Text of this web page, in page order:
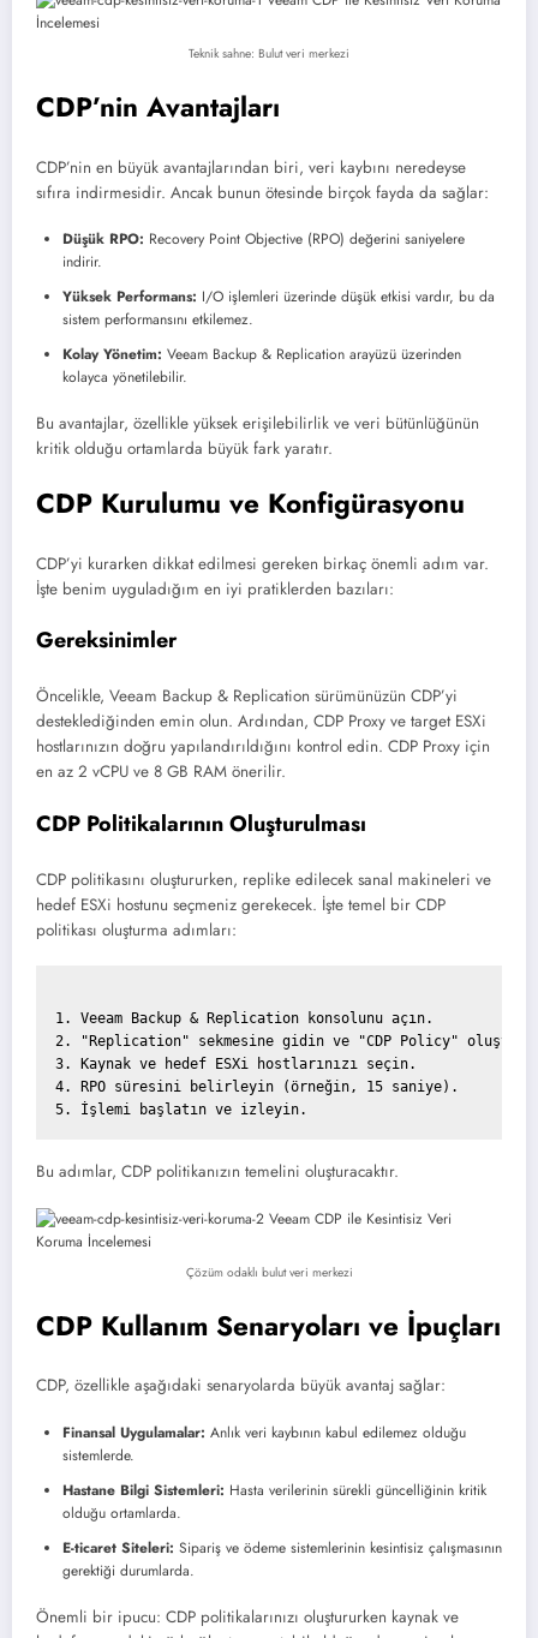
Teknik sahne: Bulut veri merkezi
CDP’nin Avantajları
CDP’nin en büyük avantajlarından biri, veri kaybını neredeyse
sıfıra indirmesidir. Ancak bunun ötesinde birçok fayda da sağlar:
Düşük RPO: Recovery Point Objective (RPO) değerini saniyelere
indirir.
Yüksek Performans: I/O işlemleri üzerinde düşük etkisi vardır, bu da
sistem performansını etkilemez.
Kolay Yönetim: Veeam Backup & Replication arayüzü üzerinden
kolayca yönetilebilir.
Bu avantajlar, özellikle yüksek erişilebilirlik ve veri bütünlüğünün
kritik olduğu ortamlarda büyük fark yaratır.
CDP Kurulumu ve Konfigürasyonu
CDP’yi kurarken dikkat edilmesi gereken birkaç önemli adım var.
İşte benim uyguladığım en iyi pratiklerden bazıları:
Gereksinimler
Öncelikle, Veeam Backup & Replication sürümünüzün CDP’yi
desteklediğinden emin olun. Ardından, CDP Proxy ve target ESXi
hostlarınızın doğru yapılandırıldığını kontrol edin. CDP Proxy için
en az 2 vCPU ve 8 GB RAM önerilir.
CDP Politikalarının Oluşturulması
CDP politikasını oluştururken, replike edilecek sanal makineleri ve
hedef ESXi hostunu seçmeniz gerekecek. İşte temel bir CDP
politikası oluşturma adımları:
1. Veeam Backup & Replication konsolunu açın.
2. "Replication" sekmesine gidin ve "CDP Policy"
3. Kaynak ve hedef ESXi hostlarınızı seçin.
4. RPO süresini belirleyin (örneğin, 15 saniye).
Bu adımlar, CDP politikanızın temelini oluşturacaktır.
Çözüm odaklı bulut veri merkezi
CDP Kullanım Senaryoları ve İpuçları
CDP, özellikle aşağıdaki senaryolarda büyük avantaj sağlar:
Finansal Uygulamalar: Anlık veri kaybının kabul edilemez olduğu
sistemlerde.
Hastane Bilgi Sistemleri: Hasta verilerinin sürekli güncelliğinin kritik
olduğu ortamlarda.
E-ticaret Siteleri: Sipariş ve ödeme sistemlerinin kesintisiz çalışmasının
gerektiği durumlarda.
Önemli bir ipucu: CDP politikalarınızı oluştururken kaynak ve